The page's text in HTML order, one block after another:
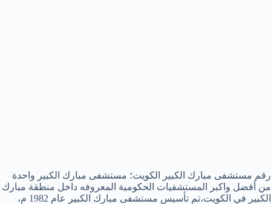
رقم مستشفى مبارك الكبير الكويت؛ مستشفى مبارك الكبير واحدة
من أفضل واكبر المستشفيات الحكومية المعروفه داخل منطقة مبارك
الكبير في الكويت،تم تأسيس مستشفى مبارك الكبير عام 1982 م،